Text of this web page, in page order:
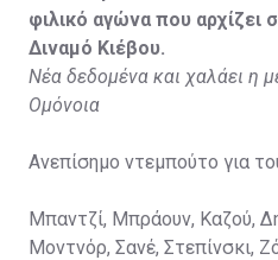
φιλικό αγώνα που αρχίζει
Διναμό Κιέβου.
Νέα δεδομένα και χαλάει η
Ομόνοια
Ανεπίσημο ντεμπούτο για
Μπαντζί, Μπράουν, Καζού,
Μοντνόρ, Σανέ, Στεπίνσκι,